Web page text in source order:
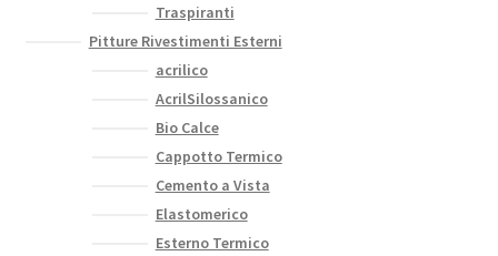
Traspiranti
Pitture Rivestimenti Esterni
acrilico
AcrilSilossanico
Bio Calce
Cappotto Termico
Cemento a Vista
Elastomerico
Esterno Termico